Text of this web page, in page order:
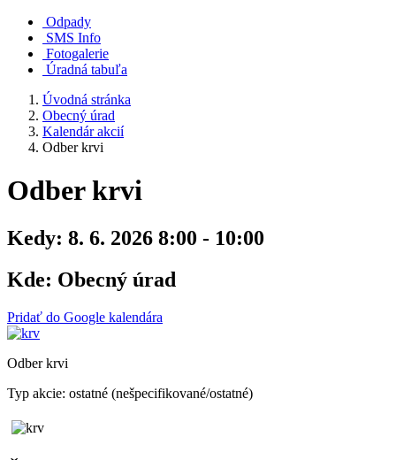
Odpady
SMS Info
Fotogalerie
Úradná tabuľa
Úvodná stránka
Obecný úrad
Kalendár akcií
Odber krvi
Odber krvi
Kedy: 8. 6. 2026 8:00 - 10:00
Kde: Obecný úrad
Pridať do Google kalendára
Odber krvi
Typ akcie: ostatné (nešpecifikované/ostatné)